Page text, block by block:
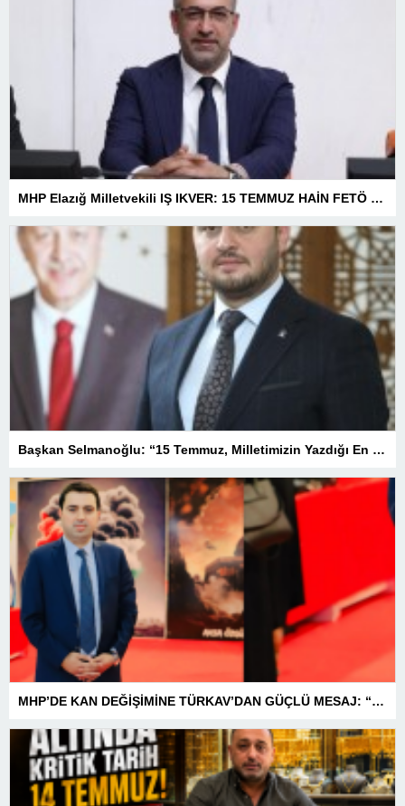
MHP Elazığ Milletvekili IŞ IKVER: 15 TEMMUZ HAİN FETÖ KALKIŞMASI TÜRKİYE’Yİ İŞGAL GİRİŞİMİDİR
Başkan Selmanoğlu: “15 Temmuz, Milletimizin Yazdığı En Büyük Demokrasi Destanlarından Biridir”
MHP’DE KAN DEĞİŞİMİNE TÜRKAV’DAN GÜÇLÜ MESAJ: “BİRLİK VE BERABERLİKLE DAHA GÜÇLÜYÜZ”